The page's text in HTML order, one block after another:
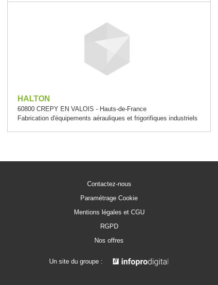
HALTON
60800 CREPY EN VALOIS - Hauts-de-France
Fabrication d'équipements aérauliques et frigorifiques industriels
Contactez-nous
Paramétrage Cookie
Mentions légales et CGU
RGPD
Nos offres
Un site du groupe :